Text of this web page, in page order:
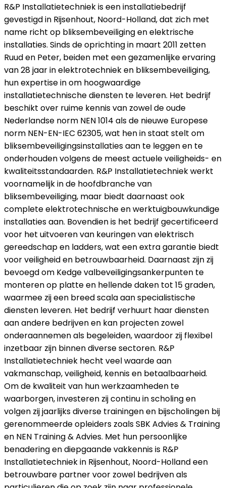
R&P Installatietechniek is een installatiebedrijf
gevestigd in Rijsenhout, Noord-Holland, dat zich met
name richt op bliksembeveiliging en elektrische
installaties. Sinds de oprichting in maart 2011 zetten
Ruud en Peter, beiden met een gezamenlijke ervaring
van 28 jaar in elektrotechniek en bliksembeveiliging,
hun expertise in om hoogwaardige
installatietechnische diensten te leveren. Het bedrijf
beschikt over ruime kennis van zowel de oude
Nederlandse norm NEN 1014 als de nieuwe Europese
norm NEN-EN-IEC 62305, wat hen in staat stelt om
bliksembeveiligingsinstallaties aan te leggen en te
onderhouden volgens de meest actuele veiligheids- en
kwaliteitsstandaarden. R&P Installatietechniek werkt
voornamelijk in de hoofdbranche van
bliksembeveiliging, maar biedt daarnaast ook
complete elektrotechnische en werktuigbouwkundige
installaties aan. Bovendien is het bedrijf gecertificeerd
voor het uitvoeren van keuringen van elektrisch
gereedschap en ladders, wat een extra garantie biedt
voor veiligheid en betrouwbaarheid. Daarnaast zijn zij
bevoegd om Kedge valbeveiligingsankerpunten te
monteren op platte en hellende daken tot 15 graden,
waarmee zij een breed scala aan specialistische
diensten leveren. Het bedrijf verhuurt haar diensten
aan andere bedrijven en kan projecten zowel
onderaannemen als begeleiden, waardoor zij flexibel
inzetbaar zijn binnen diverse sectoren. R&P
Installatietechniek hecht veel waarde aan
vakmanschap, veiligheid, kennis en betaalbaarheid.
Om de kwaliteit van hun werkzaamheden te
waarborgen, investeren zij continu in scholing en
volgen zij jaarlijks diverse trainingen en bijscholingen bij
gerenommeerde opleiders zoals SBK Advies & Training
en NEN Training & Advies. Met hun persoonlijke
benadering en diepgaande vakkennis is R&P
Installatietechniek in Rijsenhout, Noord-Holland een
betrouwbare partner voor zowel bedrijven als